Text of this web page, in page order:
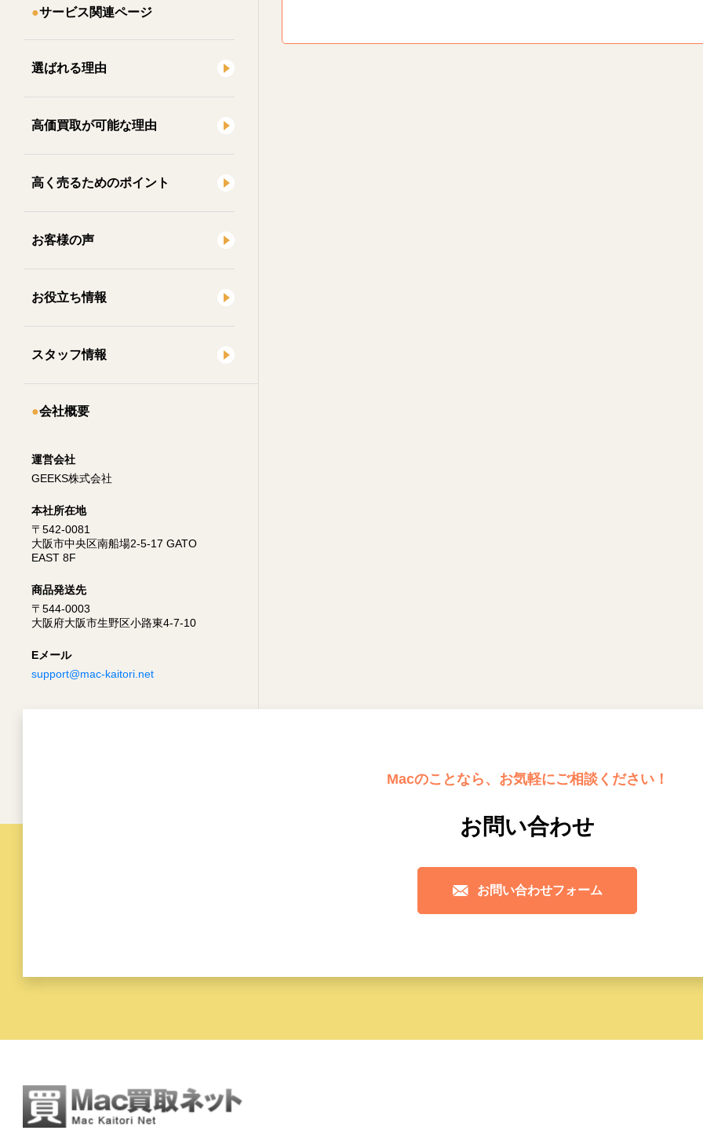
サービス関連ページ
選ばれる理由
高価買取が可能な理由
高く売るためのポイント
お客様の声
お役立ち情報
スタッフ情報
会社概要
運営会社
GEEKS株式会社
本社所在地
〒542-0081
大阪市中央区南船場2-5-17 GATO
EAST 8F
商品発送先
〒544-0003
大阪府大阪市生野区小路東4-7-10
Eメール
support@mac-kaitori.net
Macのことなら、お気軽にご相談ください！
お問い合わせ
お問い合わせフォーム